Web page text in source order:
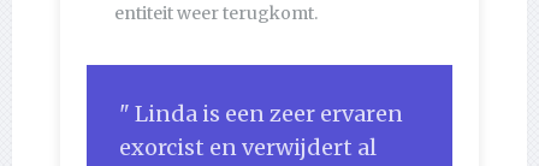
entiteit weer terugkomt.
" Linda is een zeer ervaren
exorcist en verwijdert al